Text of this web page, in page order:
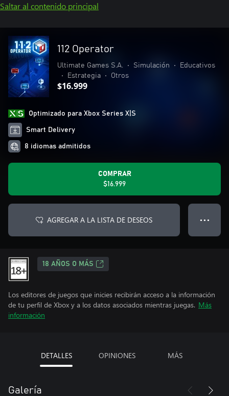
Saltar al contenido principal
112 Operator
Ultimate Games S.A. • Simulación •
Educativos
•
Estrategia • Otros
$16.999
Optimizado para Xbox Series X|S
Smart Delivery
8 idiomas admitidos
COMPRAR
$16.999
AGREGAR A LA LISTA DE DESEOS ● ● ●
18 AÑOS O MÁS
Los editores de juegos que inicies recibirán acceso a la información
de tu perfil de Xbox y a los datos asociados mientras juegas. Más
información
DETALLES OPINIONES MÁS
Galería